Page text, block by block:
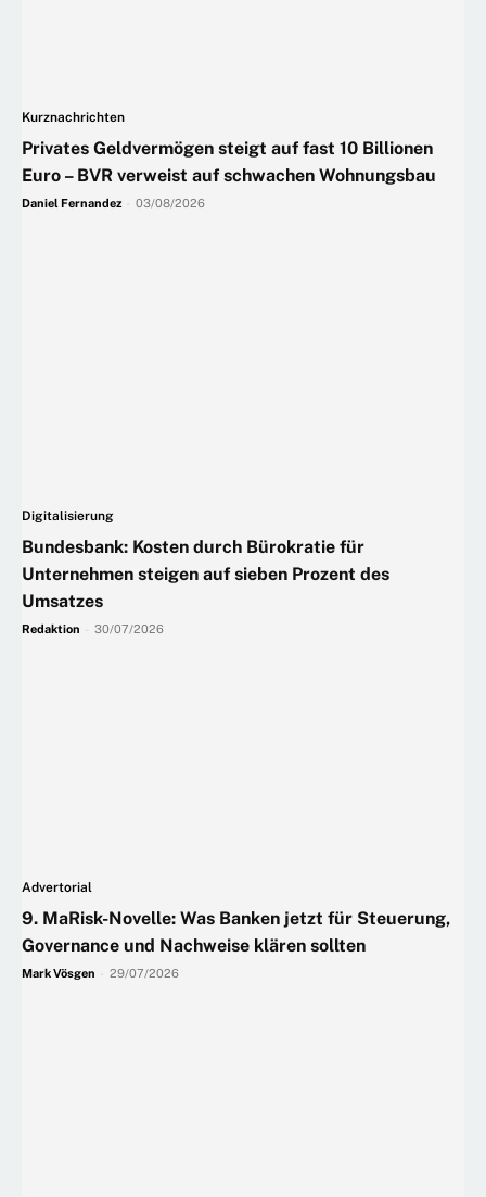
Kurznachrichten
Privates Geldvermögen steigt auf fast 10 Billionen
Euro – BVR verweist auf schwachen Wohnungsbau
Daniel Fernandez 03/08/2026
Digitalisierung
Bundesbank: Kosten durch Bürokratie für
Unternehmen steigen auf sieben Prozent des
Umsatzes
Redaktion 30/07/2026
Advertorial
9. MaRisk-Novelle: Was Banken jetzt für Steuerung,
Governance und Nachweise klären sollten
Mark Vösgen 29/07/2026